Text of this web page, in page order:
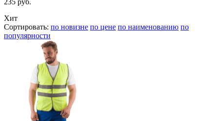
235 руб.
Хит
Сортировать: по новизне по цене по наименованию по
популярности